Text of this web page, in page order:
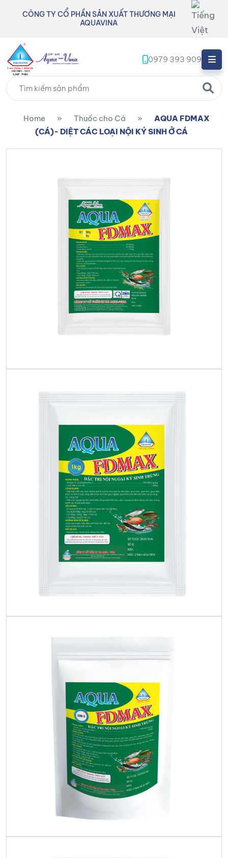
CÔNG TY CỔ PHẦN SẢN XUẤT THƯƠNG MẠI
AQUAVINA
0979 393 909
Home » Thuốc cho Cá »
AQUA FDMAX
(CÁ)- DIỆT CÁC LOẠI NỘI KÝ SINH Ở CÁ